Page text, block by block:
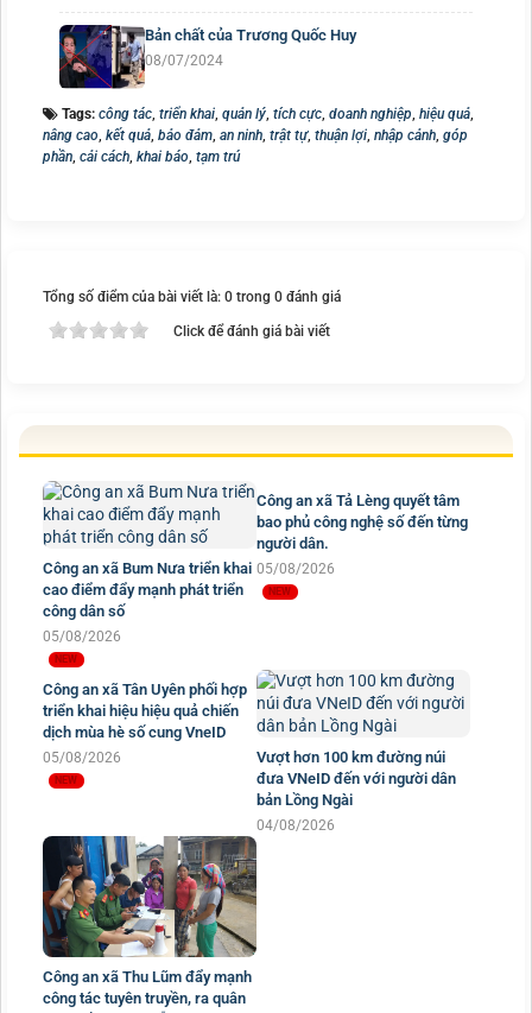
Bản chất của Trương Quốc Huy
08/07/2024
Tags: công tác, triển khai, quản lý, tích cực, doanh nghiệp, hiệu quả,
nâng cao, kết quả, bảo đảm, an ninh, trật tự, thuận lợi, nhập cảnh, góp
phần, cải cách, khai báo, tạm trú
Tổng số điểm của bài viết là: 0 trong 0 đánh giá
Click để đánh giá bài viết
Công an xã Bum Nưa triển khai
cao điểm đẩy mạnh phát triển
công dân số
05/08/2026
Công an xã Tả Lèng quyết tâm
bao phủ công nghệ số đến từng
người dân.
05/08/2026
Công an xã Tân Uyên phối hợp
05/08/2026
Vượt hơn 100 km đường núi
đưa VNeID đến với người dân
bản Lồng Ngài
04/08/2026